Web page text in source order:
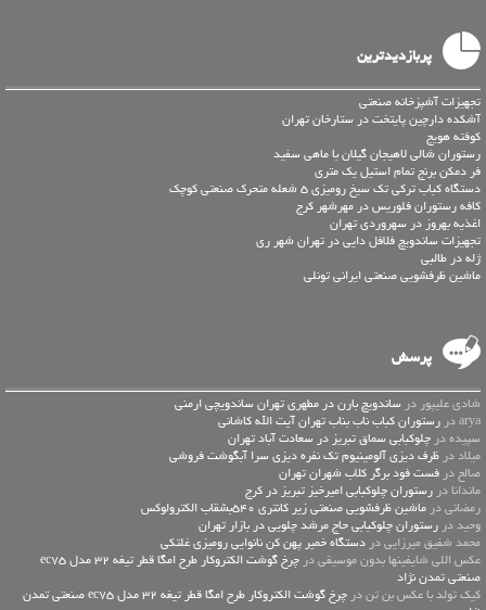
پربازدیدترین
تجهیزات آشپزخانه صنعتی
آشکده دارچین پایتخت در ستارخان تهران
کوفته هویج
رستوران شالی لاهیجان گیلان با ماهی سفید
فر دمکن برنج تمام استیل یک متری
دستگاه کباب ترکی تک سیخ رومیزی 5 شعله متحرک صنعتی کوچک
کافه رستوران فلوریس در مهرشهر کرج
اغذیه بهروز در سهروردی تهران
تجهیزات ساندویچ فلافل دایی در تهران شهر ری
ژله در طالبی
ماشین ظرفشویی صنعتی ایرانی تونلی
پرسش
شادی علیپور در ساندویچ بارن در مطهری تهران ساندویچی ارمنی
arya در
رستوران کباب ناب بناب تهران آیت الله کاشانی
سپیده در چلوکبابی سماق تبریز در سعادت آباد تهران
میلاد در ظرف دیزی آلومینیوم تک نفره دیزی سرا آبگوشت فروشی
صالح در فست فود برگر کلاب شهران تهران
ماندانا در رستوران چلوکبابی امیرخیز تبریز در کرج
رمضانی در ماشین ظرفشویی صنعتی زیر کانتری 540بشقاب الکترولوکس
وحید در رستوران چلوکبابی حاج مرشد چلویی در بازار تهران
محمد شفیق میرزایی در دستگاه خمیر پهن کن نانوایی رومیزی غلتکی
عكس اللي شايفينها بدون موسيقى در
چرخ گوشت الکتروکار طرح امگا قطر تیغه 32 مدل ec75
صنعتی تمدن نژاد
کیک تولد با عکس بن تن در
چرخ گوشت الکتروکار طرح امگا قطر تیغه 32 مدل ec75 صنعتی تمدن